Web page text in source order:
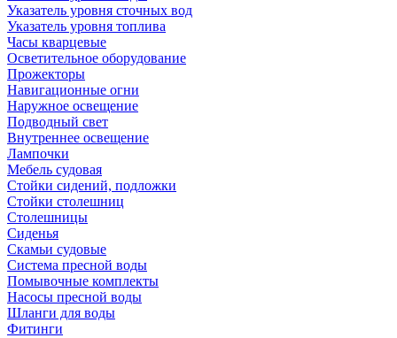
Указатель уровня сточных вод
Указатель уровня топлива
Часы кварцевые
Осветительное оборудование
Прожекторы
Навигационные огни
Наружное освещение
Подводный свет
Внутреннее освещение
Лампочки
Мебель судовая
Стойки сидений, подложки
Стойки столешниц
Столешницы
Сиденья
Скамьи судовые
Система пресной воды
Помывочные комплекты
Насосы пресной воды
Шланги для воды
Фитинги